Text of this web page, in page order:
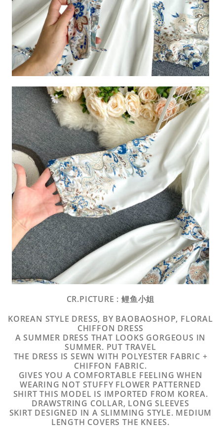
CR.PICTURE : 鲤鱼小姐
KOREAN STYLE DRESS, BY BAOBAOSHOP, FLORAL
CHIFFON DRESS
A SUMMER DRESS THAT LOOKS GORGEOUS IN
SUMMER. PUT TRAVEL
THE DRESS IS SEWN WITH POLYESTER FABRIC +
CHIFFON FABRIC.
GIVES YOU A COMFORTABLE FEELING WHEN
WEARING NOT STUFFY FLOWER PATTERNED
SHIRT THIS MODEL IS IMPORTED FROM KOREA.
DRAWSTRING COLLAR, LONG SLEEVES
SKIRT DESIGNED IN A SLIMMING STYLE. MEDIUM
LENGTH COVERS THE KNEES.